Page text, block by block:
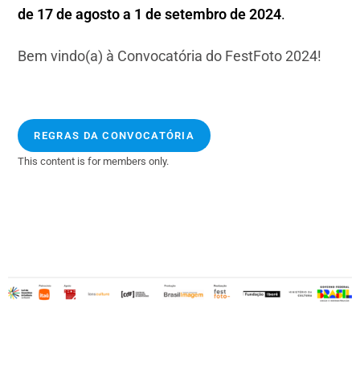
de 17 de agosto a 1 de setembro de 2024.
Bem vindo(a) à Convocatória do FestFoto 2024!
REGRAS DA CONVOCATÓRIA
This content is for members only.